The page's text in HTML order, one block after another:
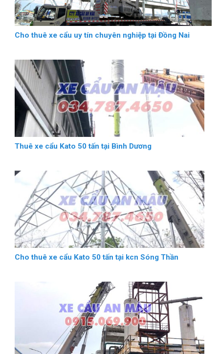
Cho thuê xe cẩu uy tín chuyên nghiệp tại Đồng Nai
Thuê xe cẩu Kato 50 tấn tại Bình Dương
Cho thuê xe cẩu Kato 50 tấn tại kcn Sóng Thần